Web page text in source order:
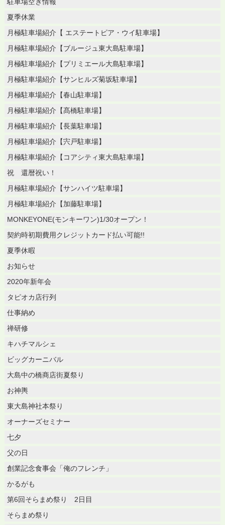
夏季休業
月極駐車場紹介【 エステートピア・ウイ駐車場】
月極駐車場紹介【ブルージュ東大島駐車場】
月極駐車場紹介【プリミエール大島駐車場】
月極駐車場紹介【サンヒルズ菊坂駐車場】
月極駐車場紹介【春山駐車場】
月極駐車場紹介【髙橋駐車場】
月極駐車場紹介【長葉駐車場】
月極駐車場紹介【宍戸駐車場】
月極駐車場紹介【コアシティ東大島駐車場】
祝 還暦祝い！
月極駐車場紹介【サンハイツ駐車場】
月極駐車場紹介【加藤駐車場】
MONKEYONE(モンキーワン)1/30オープン！
契約時初期費用クレジットカード払い可能!!
夏季休暇
お知らせ
2020年新年会
タピオカ店行列
仕事納め
禅研修
キハチマルシェ
ビッグカーニバル
大島中の橋商店街夏祭り
お神輿
東大島神社本祭り
オーナーズセミナー
七夕
父の日
創業記念食事会「俺のフレンチ」
かるがも
第6回そらまめ祭り 2日目
そらまめ祭り